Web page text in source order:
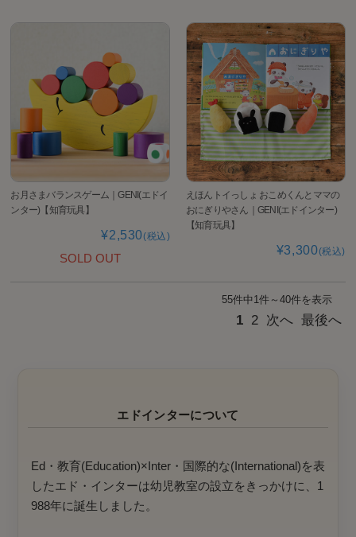
お月さまバランスゲーム｜GENI(エドイ
ンター)【知育玩具】
¥2,530(税込)
SOLD OUT
えほんトイっしょ おこめくんとママの
おにぎりやさん｜GENI(エドインター)
【知育玩具】
¥3,300(税込)
55件中1件～40件を表示
1 2 次へ 最後へ
エドインターについて
Ed・教育(Education)×Inter・国際的な(International)を表
したエド・インターは幼児教室の設立をきっかけに、1
988年に誕生しました。